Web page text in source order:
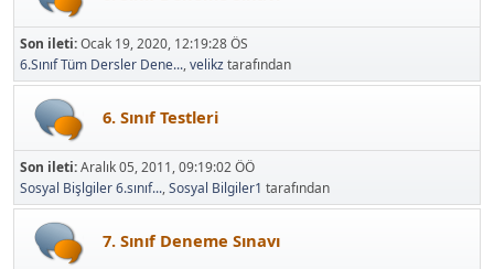
Son ileti:Ocak 19, 2020, 12:19:28 ÖS
6.Sınıf Tüm Dersler Dene...,velikztarafından
6. Sınıf Testleri
Son ileti:Aralık 05, 2011, 09:19:02 ÖÖ
Sosyal Bişlgiler 6.sınıf...,Sosyal Bilgiler1 tarafından
7. Sınıf Deneme Sınavı